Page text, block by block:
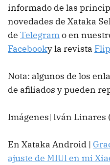
informado de las
novedades de Xataka
de Telegramo en
Facebooky la revista
Nota: algunos de los
de afiliados y pueden
Imágenes| Iván Linares
En Xataka Android |
ajuste de MIUI en mi